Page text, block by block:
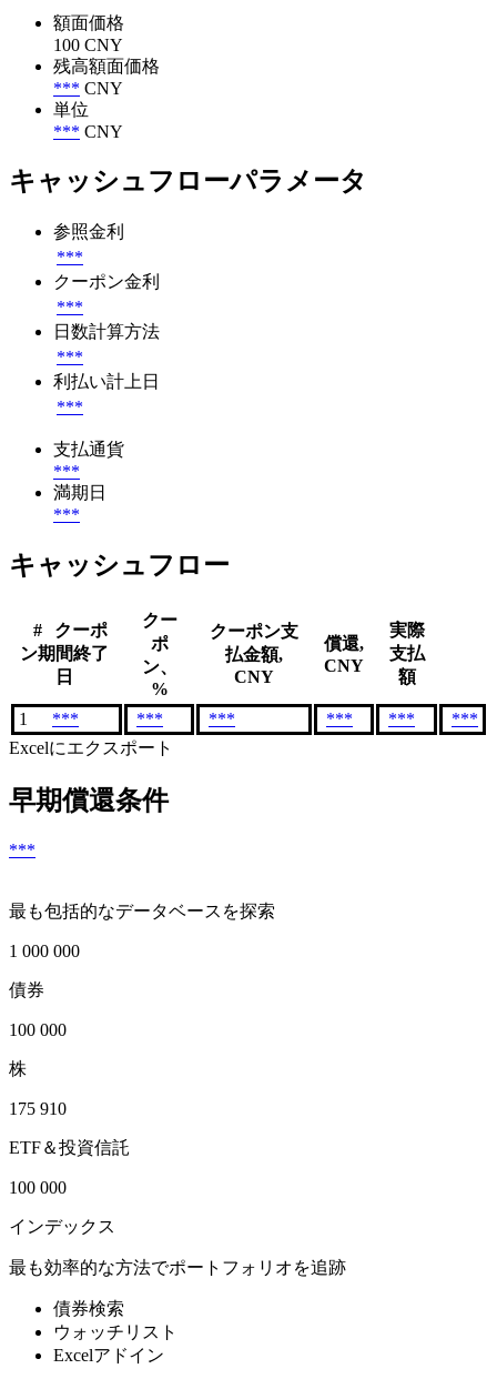
額面価格
100 CNY
残高額面価格
*** CNY
単位
*** CNY
キャッシュフローパラメータ
参照金利
***
クーポン金利
***
日数計算方法
***
利払い計上日
***
支払通貨
***
満期日
***
キャッシュフロー
#
クーポ
ン期間終了
日
クー
ポ
ン、
%
クーポン支
払金額,
CNY
償還,
CNY
実際
支払
額
1 *** *** *** *** ***
***
Excelにエクスポート
早期償還条件
***
最も包括的なデータベースを探索
1 000 000
債券
100 000
株
175 910
ETF＆投資信託
100 000
インデックス
最も効率的な方法でポートフォリオを追跡
債券検索
ウォッチリスト
Excelアドイン